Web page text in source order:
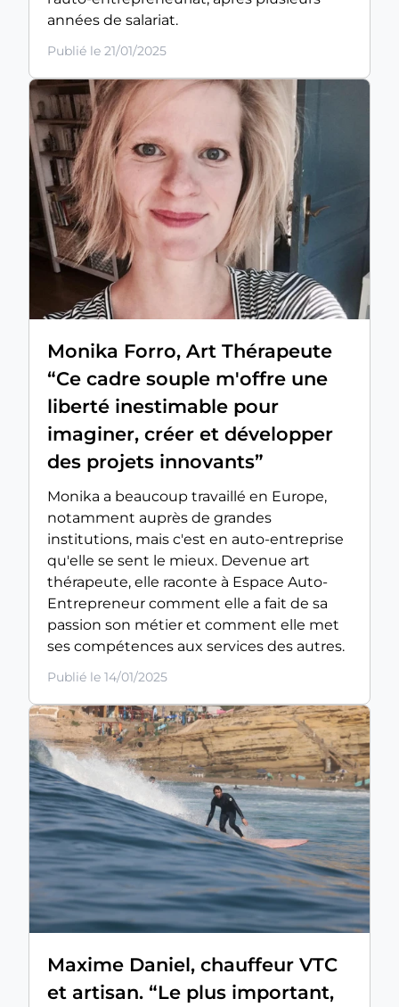
années de salariat.
Publié le 21/01/2025
Monika Forro, Art Thérapeute
“Ce cadre souple m'offre une
liberté inestimable pour
imaginer, créer et développer
des projets innovants”
Monika a beaucoup travaillé en Europe,
notamment auprès de grandes
institutions, mais c'est en auto-entreprise
qu'elle se sent le mieux. Devenue art
thérapeute, elle raconte à Espace Auto-
Entrepreneur comment elle a fait de sa
passion son métier et comment elle met
ses compétences aux services des autres.
Publié le 14/01/2025
Maxime Daniel, chauffeur VTC
et artisan. “Le plus important,